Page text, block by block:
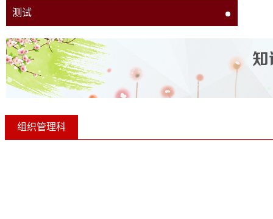
测试
组织管理科